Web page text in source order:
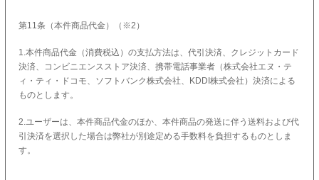
第11条（本件商品代金）（※2）
1.本件商品代金（消費税込）の支払方法は、代引決済、クレジットカード
決済、コンビニエンスストア決済、携帯電話事業者（株式会社エヌ・テ
ィ・ティ・ドコモ、ソフトバンク株式会社、KDDI株式会社）決済による
ものとします。
2.ユーザーは、本件商品代金のほか、本件商品の発送に伴う送料および代
引決済を選択した場合は弊社が別途定める手数料を負担するものとしま
す。